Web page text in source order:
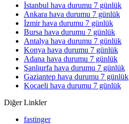
İstanbul hava durumu 7 günlük
Ankara hava durumu 7 günlük
İzmir hava durumu 7 günlük
Bursa hava durumu 7 günlük
Antalya hava durumu 7 günlük
Konya hava durumu 7 günlük
Adana hava durumu 7 günlük
Şanlıurfa hava durumu 7 günlük
Gaziantep hava durumu 7 günlük
Kocaeli hava durumu 7 günlük
Diğer Linkler
fastinger